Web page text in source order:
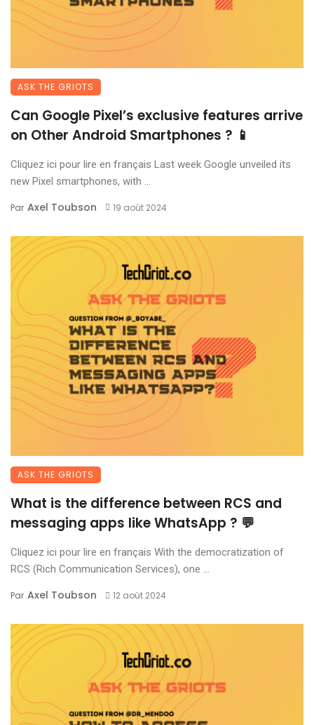
ASK THE GRIOTS
Can Google Pixel’s exclusive features arrive
on Other Android Smartphones ? 📱
Cliquez ici pour lire en français Last week Google unveiled its
new Pixel smartphones, with ...
Par Axel Toubson 19 août 2024
ASK THE GRIOTS
What is the difference between RCS and
messaging apps like WhatsApp ? 💬
Cliquez ici pour lire en français With the democratization of
RCS (Rich Communication Services), one ...
Par Axel Toubson 12 août 2024